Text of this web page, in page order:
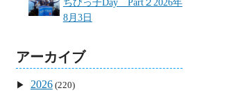
ちびっ子Day Part２ 2026年
8月3日
アーカイブ
2026(220)